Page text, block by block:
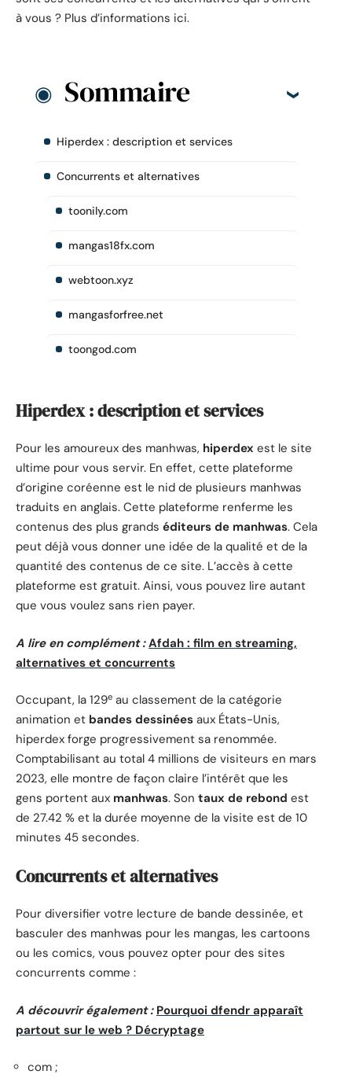
à vous ? Plus d’informations ici.
Sommaire
Hiperdex : description et services
Concurrents et alternatives
toonily.com
mangas18fx.com
webtoon.xyz
mangasforfree.net
toongod.com
Hiperdex : description et services
Pour les amoureux des manhwas, hiperdex est le site
ultime pour vous servir. En effet, cette plateforme
d’origine coréenne est le nid de plusieurs manhwas
traduits en anglais. Cette plateforme renferme les
contenus des plus grands éditeurs de manhwas. Cela
peut déjà vous donner une idée de la qualité et de la
quantité des contenus de ce site. L’accès à cette
plateforme est gratuit. Ainsi, vous pouvez lire autant
que vous voulez sans rien payer.
A lire en complément : Afdah : film en streaming,
alternatives et concurrents
Occupant, la 129e au classement de la catégorie
animation et bandes dessinées aux États-Unis,
hiperdex forge progressivement sa renommée.
Comptabilisant au total 4 millions de visiteurs en mars
2023, elle montre de façon claire l’intérêt que les
gens portent aux manhwas. Son taux de rebond est
de 27.42 % et la durée moyenne de la visite est de 10
minutes 45 secondes.
Concurrents et alternatives
Pour diversifier votre lecture de bande dessinée, et
basculer des manhwas pour les mangas, les cartoons
ou les comics, vous pouvez opter pour des sites
concurrents comme :
A découvrir également : Pourquoi dfendr apparaît
partout sur le web ? Décryptage
com ;